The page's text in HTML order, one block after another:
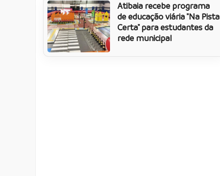
Atibaia recebe programa
de educação viária "Na Pista
Certa" para estudantes da
rede municipal